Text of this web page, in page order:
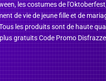
les costumes de
de vie de jeune fille et de
les produits sont de haute
gratuits Code Promo